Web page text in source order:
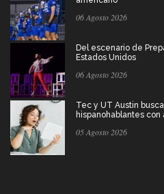
06 Agosto 2026
Del escenario de
Estados Unidos
06 Agosto 2026
Tec y UT Austin
hispanohablantes con
05 Agosto 2026